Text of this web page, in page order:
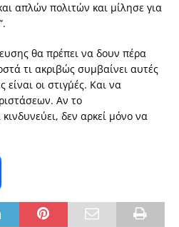
απλών πολιτών και μίλησε για
θα πρέπει να δουν πέρα
τι ακριβώς συμβαίνει αυτές
είναι οι στιγμ΄ές. Και να
Αν το
δεν αρκεί μόνο να